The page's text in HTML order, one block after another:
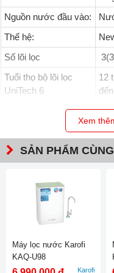
So sánh Canxi tinh thể
Aragonite
ION CANXI Aragonite –
Nguồn nước đầu vào:
Thế hệ:
Số lõi lọc
Tuổi thọ bộ lõi lọc
UniTech 6
12
4.8
Kích thước:
Xuất xứ:
Xem
SẢN PHẨM
Máy lọc nước Karofi
KAQ-U98
Karofi